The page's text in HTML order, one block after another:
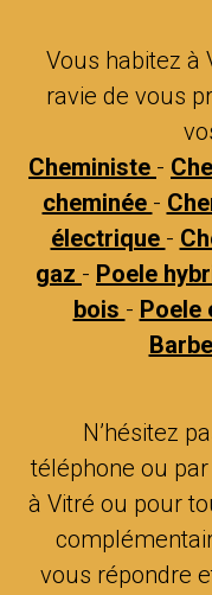
Vous habitez à
ravie de vous
Cheministe -
cheminée -
électrique -
gaz - Poele
bois - Poele
N’hésitez
téléphone ou
à Vitré ou pour
vous répondre